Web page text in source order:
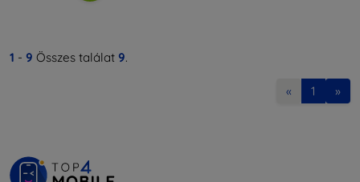
1 - 9 Összes találat 9.
« 1 »